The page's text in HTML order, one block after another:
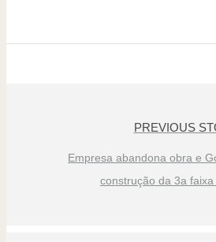
PREVIOUS
Empresa abandona obra e
construção da 3a